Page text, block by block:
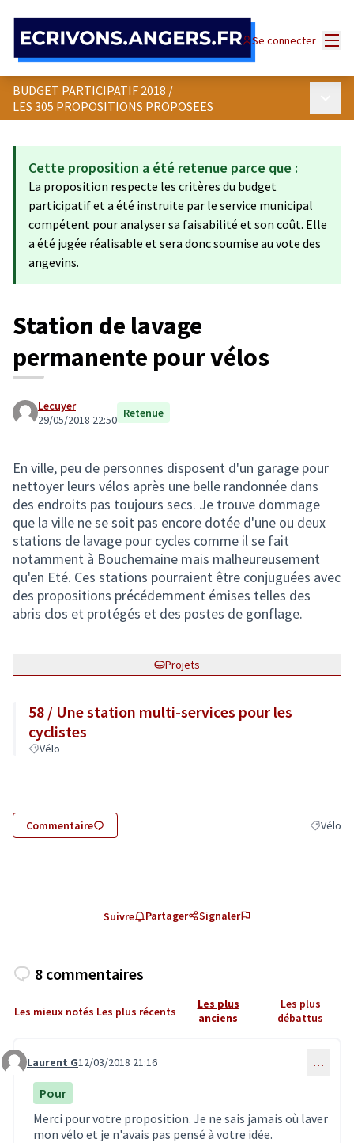
Se connecter
BUDGET PARTICIPATIF 2018 /
LES 305 PROPOSITIONS PROPOSEES
Cette proposition a été retenue parce que :
La proposition respecte les critères du budget
participatif et a été instruite par le service municipal
compétent pour analyser sa faisabilité et son coût. Elle
a été jugée réalisable et sera donc soumise au vote des
angevins.
Station de lavage
permanente pour vélos
Lecuyer
29/05/2018 22:50 Retenue
En ville, peu de personnes disposent d'un garage pour
nettoyer leurs vélos après une belle randonnée dans
des endroits pas toujours secs. Je trouve dommage
que la ville ne se soit pas encore dotée d'une ou deux
stations de lavage pour cycles comme il se fait
notamment à Bouchemaine mais malheureusement
qu'en Eté. Ces stations pourraient être conjuguées avec
des propositions précédemment émises telles des
abris clos et protégés et des postes de gonflage.
Projets
58 / Une station multi-services pour les
cyclistes
Vélo
Commentaire Filtrer
Vélo
Suivre Partager Signaler
8 commentaires
Les mieux notés Les plus récents
Les plus
anciens
Les plus
débattus
Commentaire 268
Laurent G12/03/2018 21:16 …
Pour
Merci pour votre proposition. Je ne sais jamais où laver
mon vélo et je n'avais pas pensé à votre idée.